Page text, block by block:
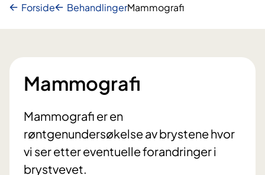
Forside BehandlingerMammografi
Mammografi
Mammografi er en
røntgenundersøkelse av brystene hvor
vi ser etter eventuelle forandringer i
brystvevet.